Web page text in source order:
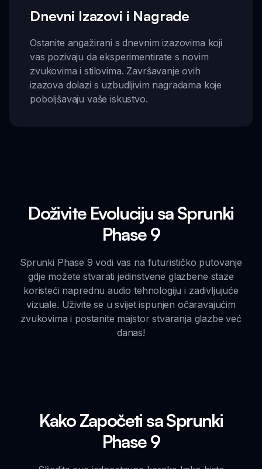
Dnevni Izazovi i Nagrade
Ostanite angažirani s dnevnim izazovima koji
vas pozivaju da eksperimentirate s novim
zvukovima i stilovima. Završavanje ovih
izazova dolazi s uzbudljivim nagradama koje
poboljšavaju vaše iskustvo.
Doživite Evoluciju sa Sprunki
Phase 9
Sprunki Phase 9 vodi vas na futurističko putovanje
gdje možete stvarati jedinstvene glazbene staze
koristeći naprednu audio tehnologiju i zadivljujuće
vizuale. Uživite se u svijet ispunjen očaravajućim
zvukovima i postanite majstor stvaranja glazbe već
danas!
Kako Započeti sa Sprunki
Phase 9